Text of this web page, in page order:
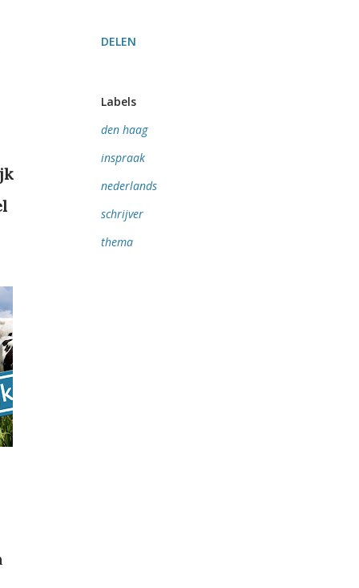
DELEN
Labels
den haag
inspraak
nederlands
schrijver
thema